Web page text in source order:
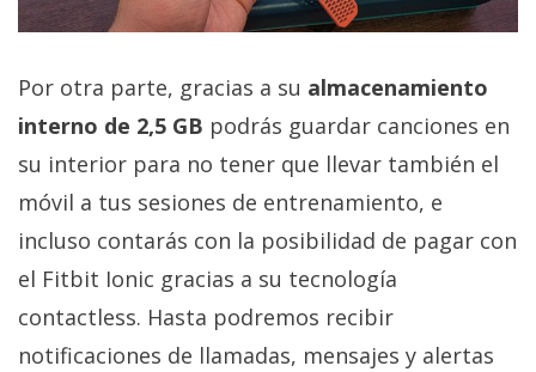
Por otra parte, gracias a su almacenamiento
interno de 2,5 GB podrás guardar canciones en
su interior para no tener que llevar también el
móvil a tus sesiones de entrenamiento, e
incluso contarás con la posibilidad de pagar con
el Fitbit Ionic gracias a su tecnología
contactless. Hasta podremos recibir
notificaciones de llamadas, mensajes y alertas